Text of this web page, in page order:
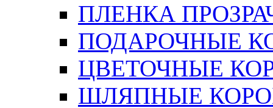
ПЛЕНКА
ПОДАРОЧНЫЕ
ЦВЕТОЧНЫЕ
ШЛЯПНЫЕ